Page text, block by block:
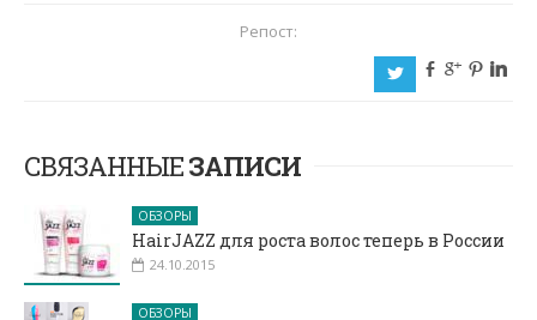
Репост:
a b c d j
СВЯЗАННЫЕЗАПИСИ
ОБЗОРЫ
HairJAZZ для роста волос теперь в России
24.10.2015
ОБЗОРЫ